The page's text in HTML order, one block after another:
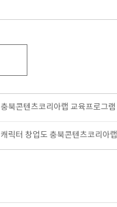
캐릭터 창업도 충북콘텐츠코리아